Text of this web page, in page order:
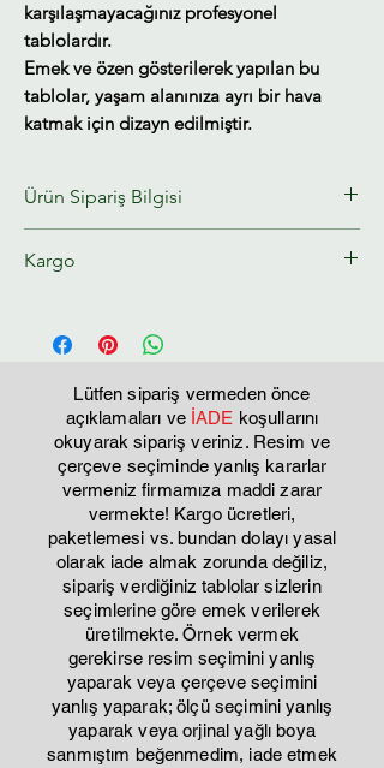
karşılaşmayacağınız profesyonel
tablolardır.
Emek ve özen gösterilerek yapılan bu
tablolar, yaşam alanınıza ayrı bir hava
katmak için dizayn edilmiştir.
Ürün Sipariş Bilgisi
çalışılmamaktadır. Sipariş edildikten
verilir. nedeni ise; çok emek sarf ettiren
ürünlerdir. özellikle zeminde kullanılan
kabartmanın kuruma süresi 10 gündür.
Kesinlikle ucuz, basit yapıştırma ürünler
değillerdir. görselde görmüş
olduğunuz ürünün bire bir aynısı
yapılamaz % 5 farklılık olabilir el
işçiliği ile yapıldığı için farklılık
gösterebilir.
Kargo
Lütfen sipariş vermeden önce
açıklamaları ve İADE koşullarını
okuyarak sipariş veriniz. Resim ve
çerçeve seçiminde yanlış kararlar
vermeniz firmamıza maddi zarar
vermekte! Kargo ücretleri,
paketlemesi vs. bundan dolayı yasal
olarak iade almak zorunda değiliz,
sipariş verdiğiniz tablolar sizlerin
seçimlerine göre emek verilerek
üretilmekte. Örnek vermek
gerekirse resim seçimini yanlış
yaparak veya çerçeve seçimini
yanlış yaparak; ölçü seçimini yanlış
yaparak veya orjinal yağlı boya
sanmıştım beğenmedim, iade etmek